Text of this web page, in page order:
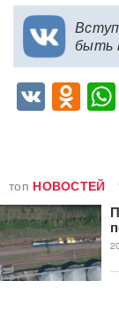
быть
VK
топ НОВОСТЕЙ